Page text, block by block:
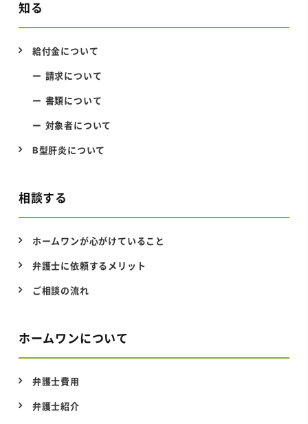
知る
給付金について
請求について
書類について
対象者について
B型肝炎について
相談する
ホームワンが心がけていること
弁護士に依頼するメリット
ご相談の流れ
ホームワンについて
弁護士費用
弁護士紹介